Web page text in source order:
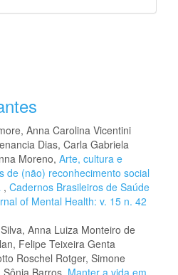
Anna Carolina Vicentini
Dias, Carla Gabriela
Moreno, Arte, cultura e
de (não) reconhecimento social
, Cadernos Brasileiros de Saúde
of Mental Health: v. 15 n. 42
Anna Luiza Monteiro de
Felipe Teixeira Genta
Roschel Rotger, Simone
Barros, Manter a vida em